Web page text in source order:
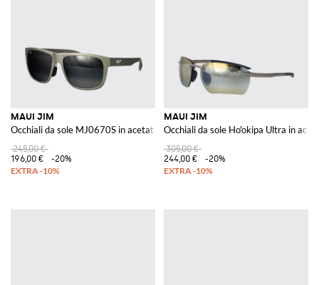
MAUI JIM
Occhiali da sole MJ0670S in acetato
245,00 €
196,00 €
-20%
MAUI JIM
Occhiali da sole Ho'okipa Ultra in
305,00 €
244,00 €
-20%